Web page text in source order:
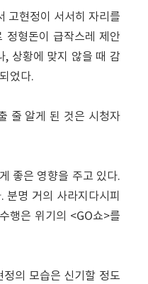
고현정이 서서히 자리를
정형돈이 급작스레 제안
, 상황에 맞지 않을 때 감
었다.
줄 알게 된 것은 시청자
좋은 영향을 주고 있다.
명 거의 사라지다시피
행은 위기의 <GO쇼>를
정의 모습은 신기할 정도